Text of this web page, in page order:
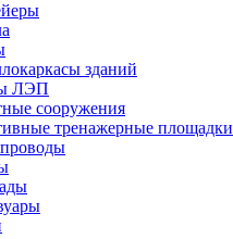
зданий
ЛЭП
сооружения
тренажерные площадки